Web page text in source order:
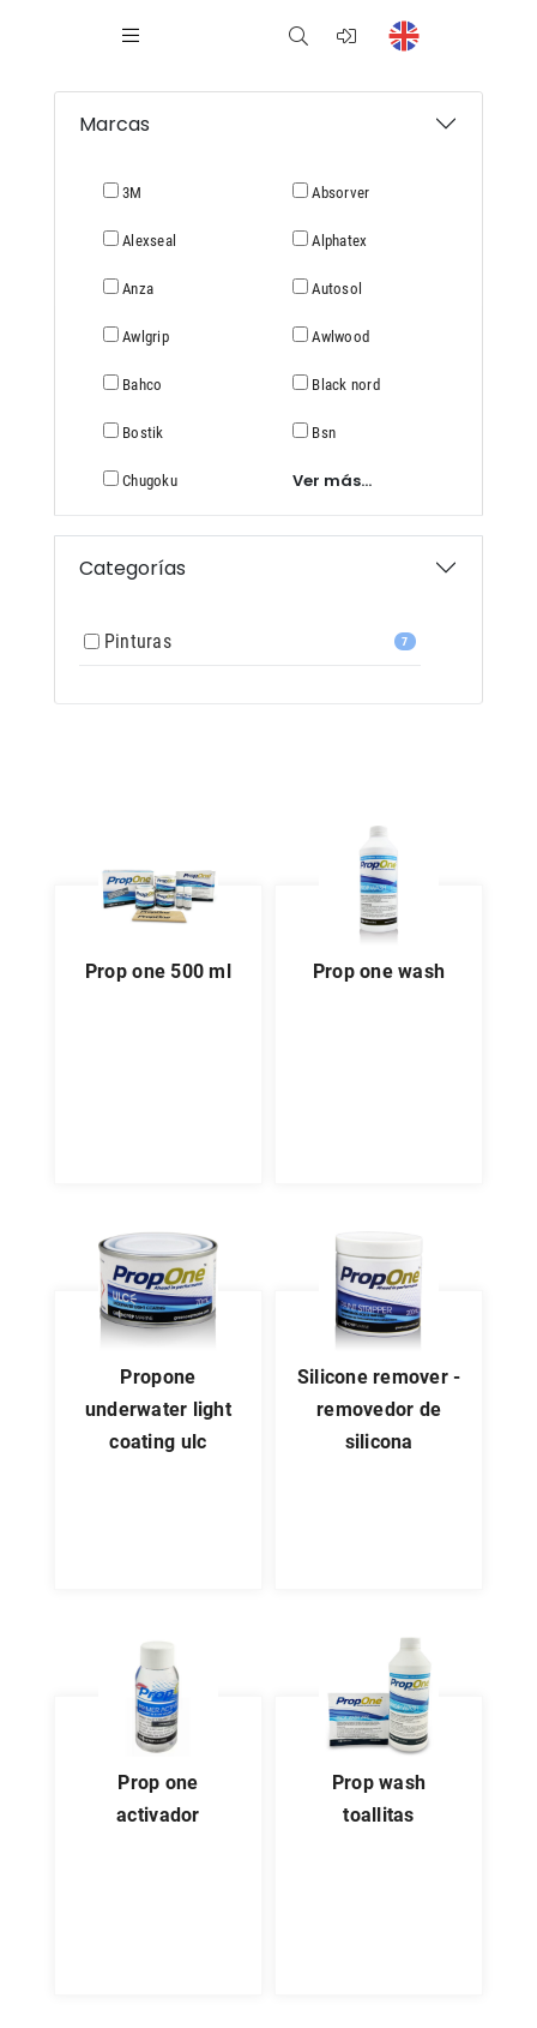
Marcas
3M Absorver
Alexseal Alphatex
Anza Autosol
Awlgrip Awlwood
Bahco Black nord
Bostik Bsn
Chugoku Ver más...
Categorías
Pinturas 7
prop one 500 ml prop one wash
propone
underwater light
coating ulc
silicone remover -
removedor de
silicona
prop one
activador
prop wash
toallitas